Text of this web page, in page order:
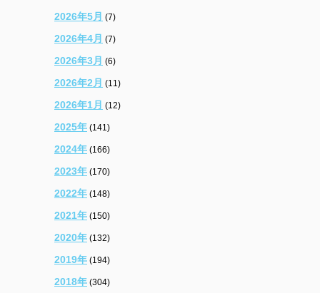
2026年5月 (7)
2026年4月 (7)
2026年3月 (6)
2026年2月 (11)
2026年1月 (12)
2025年 (141)
2024年 (166)
2023年 (170)
2022年 (148)
2021年 (150)
2020年 (132)
2019年 (194)
2018年 (304)